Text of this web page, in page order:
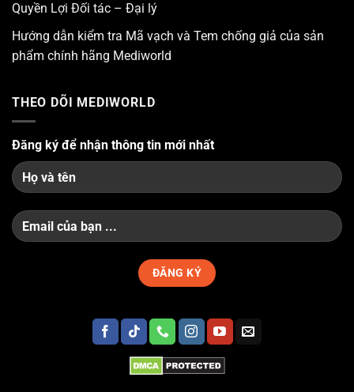
Quyền Lợi Đối tác – Đại lý
Hướng dẫn kiểm tra Mã vạch và Tem chống giả của sản
phẩm chính hãng Mediworld
THEO DÕI MEDIWORLD
Đăng ký để nhận thông tin mới nhất